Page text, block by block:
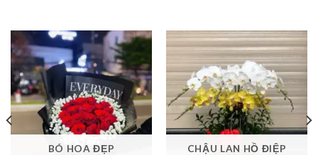
BÓ HOA ĐẸP CHẬU LAN HỒ ĐIỆP